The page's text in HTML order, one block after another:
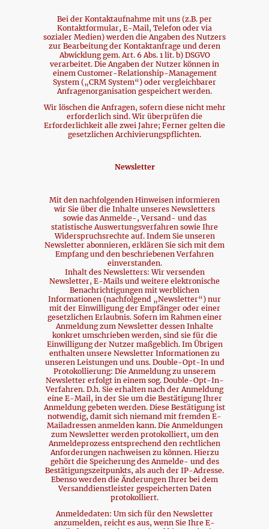
Bei der Kontaktaufnahme mit uns (z.B. per
Kontaktformular, E-Mail, Telefon oder via
sozialer Medien) werden die Angaben des Nutzers
zur Bearbeitung der Kontaktanfrage und deren
Abwicklung gem. Art. 6 Abs. 1 lit. b) DSGVO
verarbeitet. Die Angaben der Nutzer können in
einem Customer-Relationship-Management
System („CRM System“) oder vergleichbarer
Anfragenorganisation gespeichert werden.
Wir löschen die Anfragen, sofern diese nicht mehr
erforderlich sind. Wir überprüfen die
Erforderlichkeit alle zwei Jahre; Ferner gelten die
gesetzlichen Archivierungspflichten.
Newsletter
Mit den nachfolgenden Hinweisen informieren
wir Sie über die Inhalte unseres Newsletters
sowie das Anmelde-, Versand- und das
statistische Auswertungsverfahren sowie Ihre
Widerspruchsrechte auf. Indem Sie unseren
Newsletter abonnieren, erklären Sie sich mit dem
Empfang und den beschriebenen Verfahren
einverstanden.
Inhalt des Newsletters: Wir versenden
Newsletter, E-Mails und weitere elektronische
Benachrichtigungen mit werblichen
Informationen (nachfolgend „Newsletter“) nur
mit der Einwilligung der Empfänger oder einer
gesetzlichen Erlaubnis. Sofern im Rahmen einer
Anmeldung zum Newsletter dessen Inhalte
konkret umschrieben werden, sind sie für die
Einwilligung der Nutzer maßgeblich. Im Übrigen
enthalten unsere Newsletter Informationen zu
unseren Leistungen und uns. Double-Opt-In und
Protokollierung: Die Anmeldung zu unserem
Newsletter erfolgt in einem sog. Double-Opt-In-
Verfahren. D.h. Sie erhalten nach der Anmeldung
eine E-Mail, in der Sie um die Bestätigung Ihrer
Anmeldung gebeten werden. Diese Bestätigung ist
notwendig, damit sich niemand mit fremden E-
Mailadressen anmelden kann. Die Anmeldungen
zum Newsletter werden protokolliert, um den
Anmeldeprozess entsprechend den rechtlichen
Anforderungen nachweisen zu können. Hierzu
gehört die Speicherung des Anmelde- und des
Bestätigungszeitpunkts, als auch der IP-Adresse.
Ebenso werden die Änderungen Ihrer bei dem
Versanddienstleister gespeicherten Daten
protokolliert.
Anmeldedaten: Um sich für den Newsletter
anzumelden, reicht es aus, wenn Sie Ihre E-